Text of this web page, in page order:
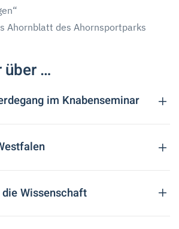
Ahornblatt des Ahornsportparks
über …
im Knabenseminar
Wissenschaft